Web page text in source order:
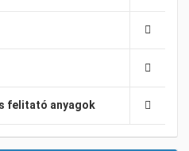
felitató anyagok